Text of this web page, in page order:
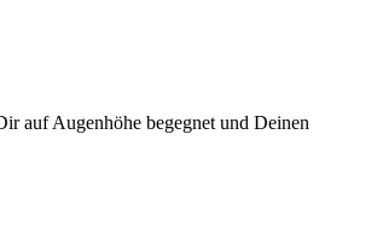
auf Augenhöhe begegnet und Deinen